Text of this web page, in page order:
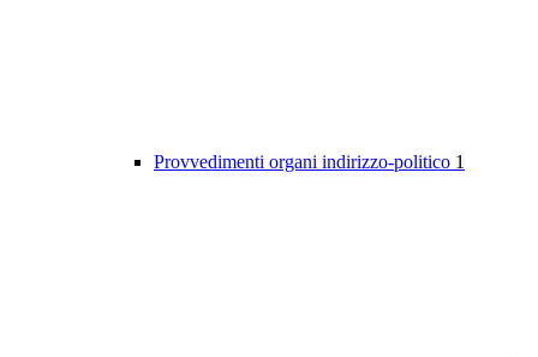
Provvedimenti organi indirizzo-politico 1